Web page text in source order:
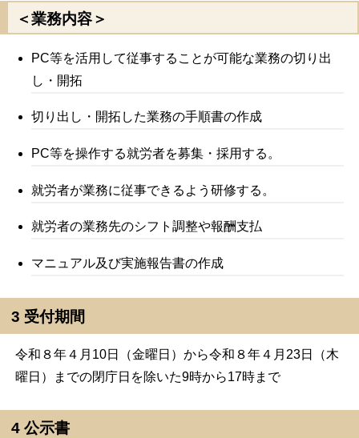
＜業務内容＞
PC等を活用して従事することが可能な業務の切り出
し・開拓
切り出し・開拓した業務の手順書の作成
PC等を操作する就労者を募集・採用する。
就労者が業務に従事できるよう研修する。
就労者の業務先のシフト調整や報酬支払
マニュアル及び実施報告書の作成
3 受付期間
令和８年４月10日（金曜日）から令和８年４月23日（木
曜日）までの閉庁日を除いた9時から17時まで
4 公示書